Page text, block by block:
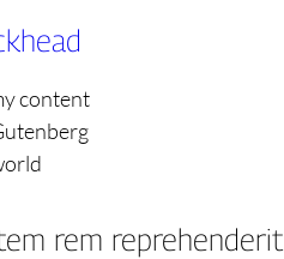
content
rem reprehenderit